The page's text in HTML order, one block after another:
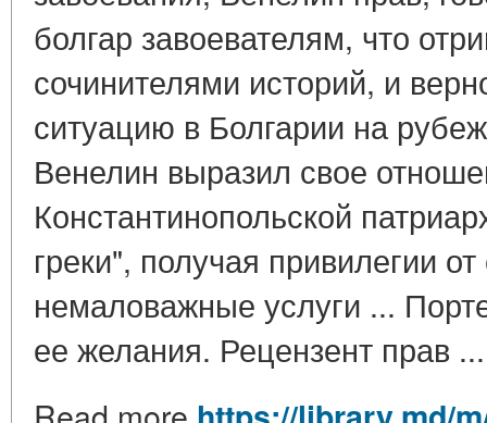
болгар завоевателям, что
сочинителями историй, и
ситуацию в Болгарии на
Венелин выразил свое
Константинопольской
греки", получая привилегии
немаловажные услуги ...
ее желания. Рецензент прав